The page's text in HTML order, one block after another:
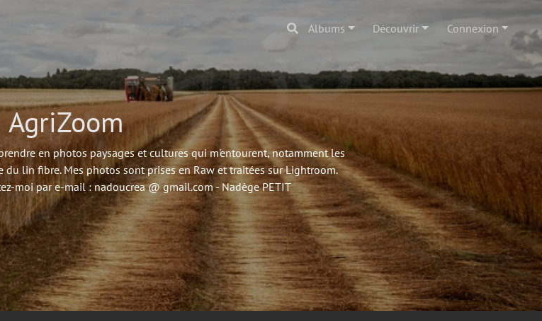
Albums Découvrir Connexion
AgriZoom
en photos paysages et cultures qui m'entourent, notamment les
lin fibre. Mes photos sont prises en Raw et traitées sur Lightroom.
moi par e-mail : nadoucrea @ gmail.com - Nadège PETIT